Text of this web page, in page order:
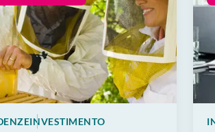
INVESTIMENTO